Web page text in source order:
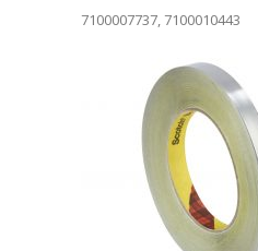
7100007737, 7100010443